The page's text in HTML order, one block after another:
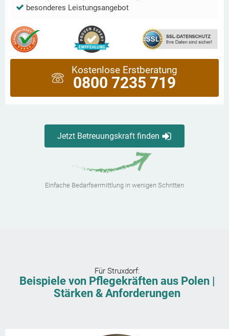
besonderes Leistungsangebot
Kostenlose Erstberatung
0800 7235 719
Jetzt Betreuungskraft finden
Einfache Bedarfsermittlung in wenigen Schritten
Für Struxdorf:
Beispiele von Pflegekräften aus Polen |
Stärken & Anforderungen